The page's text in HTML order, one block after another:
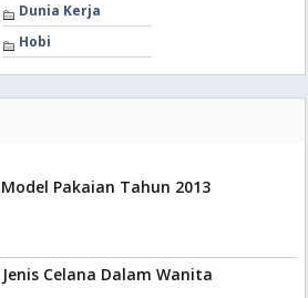
Dunia Kerja
Hobi
Pakaian Tahun 2013
Celana Dalam Wanita